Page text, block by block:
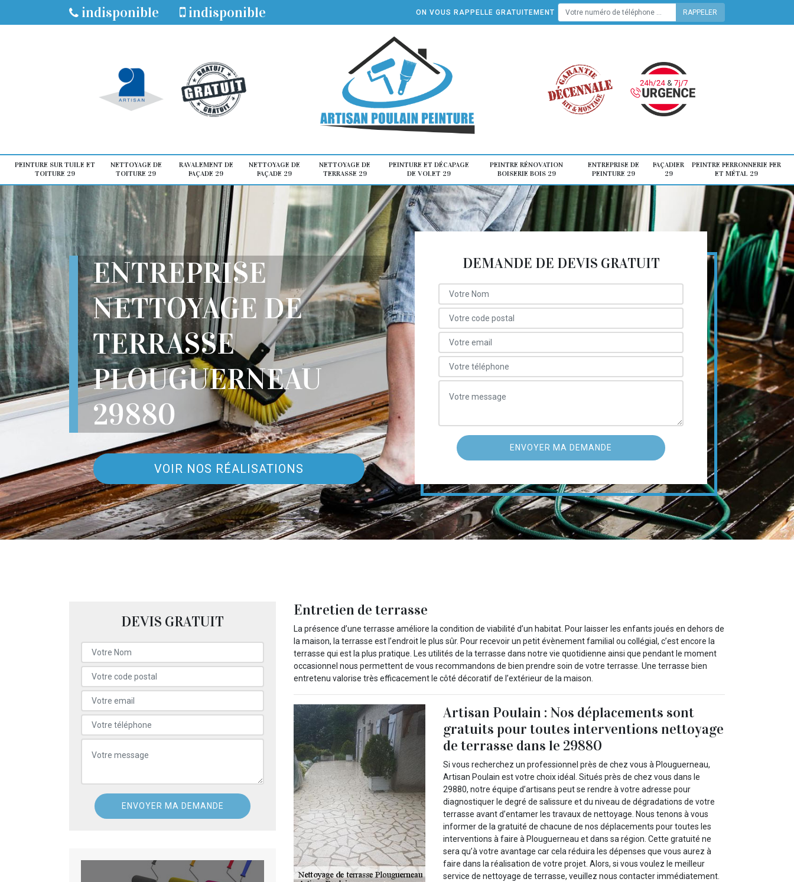
indisponible indisponible ON VOUS RAPPELLE GRATUITEMENT
PEINTURE SUR TUILE ET
TOITURE 29
NETTOYAGE DE
TOITURE 29
RAVALEMENT DE
FAÇADE 29
NETTOYAGE DE
FAÇADE 29
NETTOYAGE DE
TERRASSE 29
PEINTURE ET DÉCAPAGE
DE VOLET 29
PEINTRE RÉNOVATION
BOISERIE BOIS 29
ENTREPRISE DE
PEINTURE 29
FAÇADIER
29
PEINTRE FERRONNERIE FER
ET MÉTAL 29
ENTREPRISE
NETTOYAGE DE
TERRASSE
PLOUGUERNEAU
29880
VOIR NOS RÉALISATIONS
DEMANDE DE DEVIS GRATUIT
DEVIS GRATUIT
Entretien de terrasse
La présence d’une terrasse améliore la condition de viabilité d’un habitat. Pour laisser les enfants joués en dehors de
la maison, la terrasse est l’endroit le plus sûr. Pour recevoir un petit évènement familial ou collégial, c’est encore la
terrasse qui est la plus pratique. Les utilités de la terrasse dans notre vie quotidienne ainsi que pendant le moment
occasionnel nous permettent de vous recommandons de bien prendre soin de votre terrasse. Une terrasse bien
entretenu valorise très efficacement le côté décoratif de l’extérieur de la maison.
Artisan Poulain : Nos déplacements sont
gratuits pour toutes interventions nettoyage
de terrasse dans le 29880
Si vous recherchez un professionnel près de chez vous à Plouguerneau,
Artisan Poulain est votre choix idéal. Situés près de chez vous dans le
29880, notre équipe d’artisans peut se rendre à votre adresse pour
diagnostiquer le degré de salissure et du niveau de dégradations de votre
terrasse avant d’entamer les travaux de nettoyage. Nous tenons à vous
informer de la gratuité de chacune de nos déplacements pour toutes les
interventions à faire à Plouguerneau et dans sa région. Cette gratuité ne
sera qu’à votre avantage car cela réduira les dépenses que vous aurez à
faire dans la réalisation de votre projet. Alors, si vous voulez le meilleur
service de nettoyage de terrasse, veuillez nous contacter immédiatement.